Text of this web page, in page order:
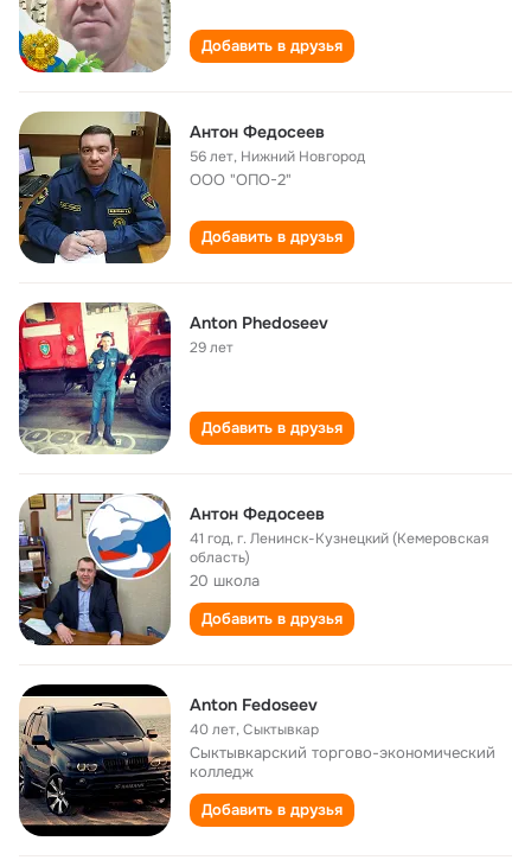
Добавить в друзья
Антон Федосеев
56 лет, Нижний Новгород
ООО "ОПО-2"
Добавить в друзья
Anton Phedoseev
29 лет
Добавить в друзья
Антон Федосеев
41 год,г. Ленинск-Кузнецкий (Кемеровская
область)
20 школа
Добавить в друзья
Anton Fedoseev
40 лет,Сыктывкар
Сыктывкарский торгово-экономический
колледж
Добавить в друзья